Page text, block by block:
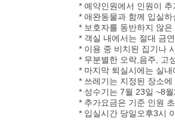
* 예약인원에서 인원이
* 애완동물과 함께 입실하
* 보호자를 동반하지 않
* 객실 내에서는 절대 금
* 이용 중 비치된 집기나
* 무분별한 오락,음주, 고
* 마지막 퇴실시에는 실
* 쓰레기는 지정된 장소
* 성수기는 7월 23일 ~8
* 추가요금은 기준 인원
* 입실시간 당일오후3시